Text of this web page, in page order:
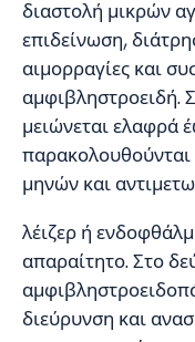
διαστολή μικρών
επιδείνωση,
αιμορραγίες και
αμφιβληστροειδή.
μειώνεται ελαφρά
παρακολουθούνται
μηνών και
λέιζερ ή
απαραίτητο. Στο
διεύρυνση και